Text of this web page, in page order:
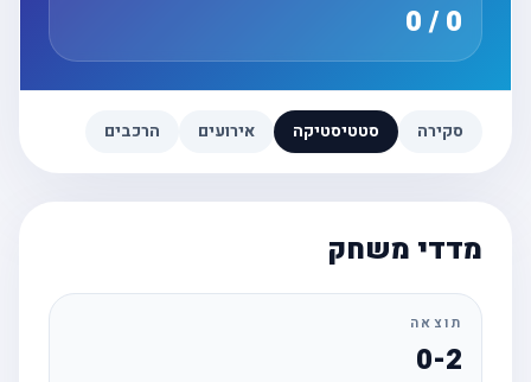
סקירה סטטיסטיקה אירועים הרכבים
מדדי משחק
תוצאה
0-2